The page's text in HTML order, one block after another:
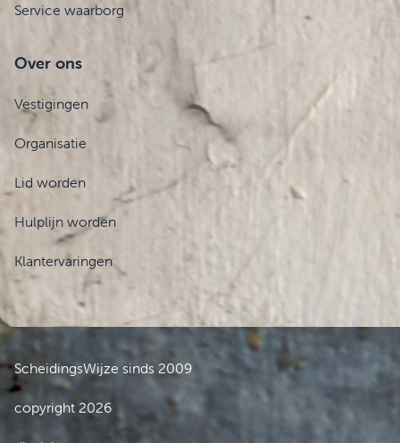
Service waarborg
Over ons
Vestigingen
Organisatie
Lid worden
Hulplijn worden
Klantervaringen
ScheidingsWijze sinds 2009
copyright 2026